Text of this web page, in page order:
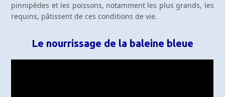
pinnipèdes et les poissons, notamment les plus grands, les
requins, pâtissent de ces conditions de vie.
Le nourrissage de la baleine bleue